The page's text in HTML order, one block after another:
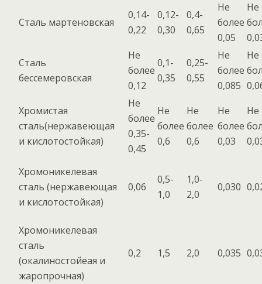
Сталь мартеновская
0,14-
0,22
0,12-
0,30
0,4-
0,65
Не
более
0,05
Не
Сталь
бессемеровская
Не
более
0,12
0,1-
0,35
0,25-
0,55
Не
более
0,085
Не
Хромистая
сталь(нержавеющая
и кислотостойкая)
Не
более
0,35-
0,45
Не
более
0,6
Не
более
0,6
Не
более
0,03
Не
Хромоникелевая
сталь (нержавеющая
и кислотостойкая)
0,06
0,5-
1,0
1,0-
2,0
0,030
Хромоникелевая
сталь
(окалиностойеая и
жаропрочная)
0,2 1,5 2,0 0,035